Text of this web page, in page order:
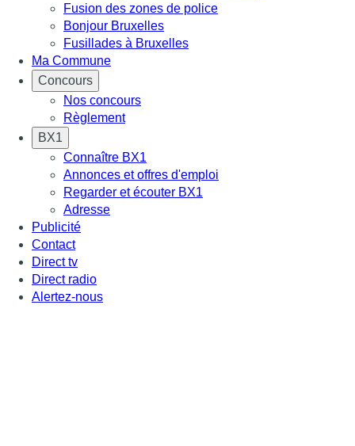
Fusion des zones de police
Bonjour Bruxelles
Fusillades à Bruxelles
Ma Commune
Concours
Nos concours
Règlement
BX1
Connaître BX1
Annonces et offres d'emploi
Regarder et écouter BX1
Adresse
Publicité
Contact
Direct tv
Direct radio
Alertez-nous